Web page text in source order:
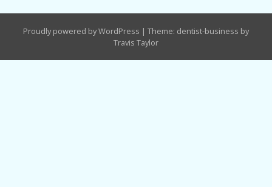
Proudly powered by WordPress | Theme: dentist-business by
Travis Taylor